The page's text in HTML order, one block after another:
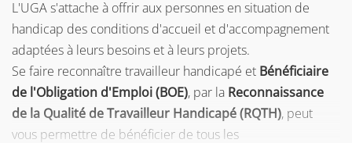
L'UGA s'attache à offrir aux personnes en situation de
handicap des conditions d'accueil et d'accompagnement
adaptées à leurs besoins et à leurs projets.
Se faire reconnaître travailleur handicapé et Bénéficiaire
de l'Obligation d'Emploi (BOE), par la Reconnaissance
de la Qualité de Travailleur Handicapé (RQTH), peut
vous permettre de bénéficier de tous les